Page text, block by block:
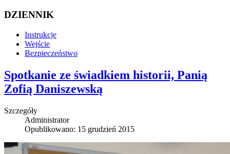
DZIENNIK
Instrukcje
Wejście
Bezpieczeństwo
Spotkanie ze świadkiem historii, Panią
Zofią Daniszewską
Szczegóły
Administrator
Opublikowano: 15 grudzień 2015